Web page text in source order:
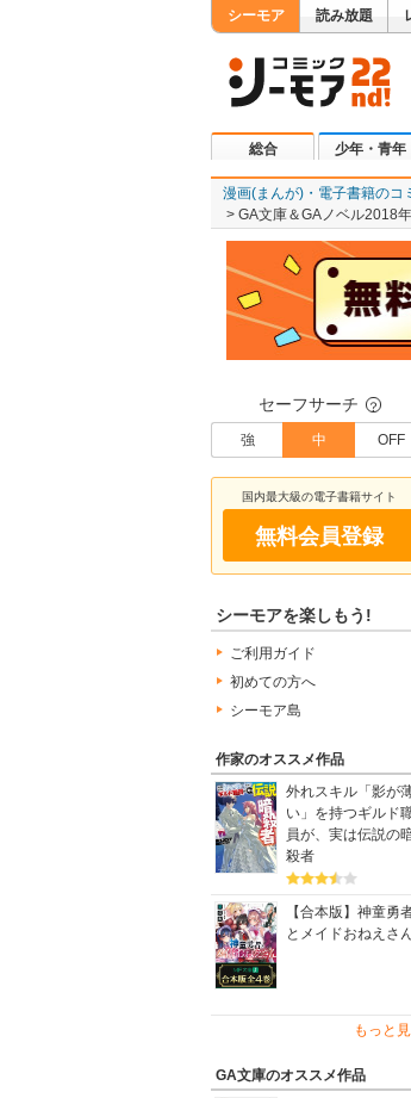
シーモア 読み放題
総合 少年・青年
漫画(まんが)・電子書籍のコ
GA文庫＆GAノベル2018
セーフサーチ ？
強 中 OFF
国内最大級の電子書籍サイト
無料会員登録
シーモアを楽しもう!
ご利用ガイド
初めての方へ
シーモア島
作家のオススメ作品
外れスキル「影が
い」を持つギルド
員が、実は伝説の
殺者
【合本版】神童勇
とメイドおねえさ
もっと
GA文庫のオススメ作品